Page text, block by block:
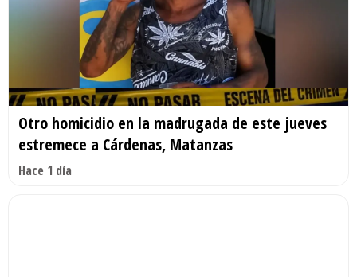
Otro homicidio en la madrugada de este jueves
estremece a Cárdenas, Matanzas
Hace 1 día